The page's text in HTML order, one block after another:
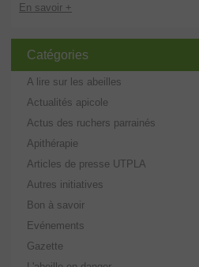
En savoir +
Catégories
A lire sur les abeilles
Actualités apicole
Actus des ruchers parrainés
Apithérapie
Articles de presse UTPLA
Autres initiatives
Bon à savoir
Evénements
Gazette